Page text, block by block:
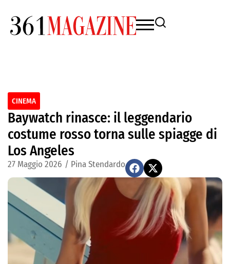
CINEMA
Baywatch rinasce: il leggendario
costume rosso torna sulle spiagge di
Los Angeles
27 Maggio 2026 / Pina Stendardo